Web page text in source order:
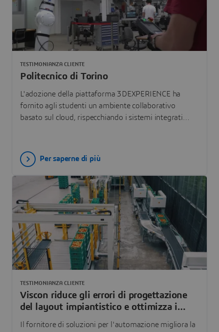
Politecnico di Torino
L'adozione della piattaforma 3DEXPERIENCE ha
fornito agli studenti un ambiente collaborativo
basato sul cloud, rispecchiando i sistemi integrati
TESTIMONIANZA CLIENTE
Per saperne di più
Viscon riduce gli errori di progettazione
del layout impiantistico e ottimizza i
processi operativi
Il fornitore di soluzioni per l'automazione migliora la
TESTIMONIANZA CLIENTE